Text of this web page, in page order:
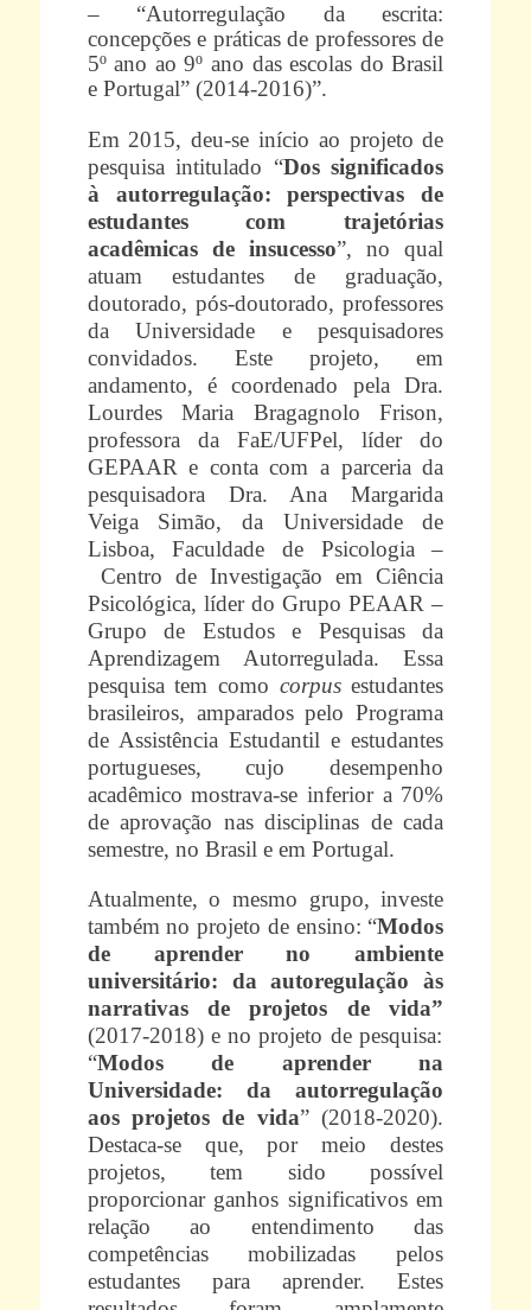
– “Autorregulação da escrita:
concepções e práticas de professores de
5º ano ao 9º ano das escolas do Brasil
e Portugal” (2014-2016)”.
Em 2015, deu-se início ao projeto de
pesquisa intitulado “Dos significados
à autorregulação: perspectivas de
estudantes com trajetórias
acadêmicas de insucesso”, no qual
atuam estudantes de graduação,
doutorado, pós-doutorado, professores
da Universidade e pesquisadores
convidados. Este projeto, em
andamento, é coordenado pela Dra.
Lourdes Maria Bragagnolo Frison,
professora da FaE/UFPel, líder do
GEPAAR e conta com a parceria da
pesquisadora Dra. Ana Margarida
Veiga Simão, da Universidade de
Lisboa, Faculdade de Psicologia –
Centro de Investigação em Ciência
Psicológica​, líder do Grupo PEAAR –
Grupo de Estudos e Pesquisas da
Aprendizagem Autorregulada. Essa
pesquisa tem como corpusestudantes
brasileiros, amparados pelo Programa
de Assistência Estudantil e estudantes
portugueses, cujo desempenho
acadêmico mostrava-se inferior a 70%
de aprovação nas disciplinas de cada
semestre, no Brasil e em Portugal.
Atualmente, o mesmo grupo, investe
também no projeto de ensino: “Modos
de aprender no ambiente
universitário: da autoregulação às
narrativas de projetos de vida”
(2017-2018) e no projeto de pesquisa:
“Modos de aprender na
Universidade: da autorregulação
aos projetos de vida” (2018-2020).
Destaca-se que, por meio destes
projetos, tem sido possível
proporcionar ganhos significativos em
relação ao entendimento das
competências mobilizadas pelos
estudantes para aprender. Estes